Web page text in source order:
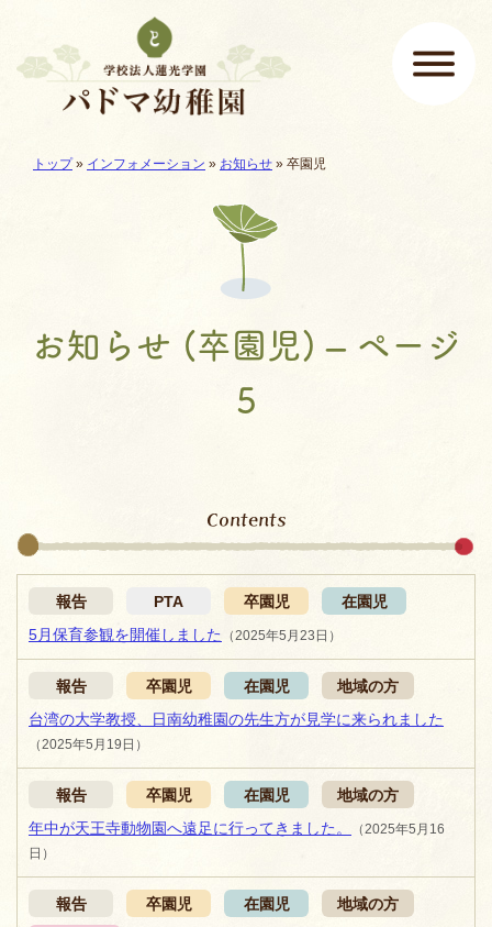
メインメニュー
ここから本文です。
現在地:
トップ» インフォメーション » お知らせ » 卒園児
お知らせ (卒園児) – ページ
5
Contents
報告 PTA 卒園児
在園児
5月保育参観を開催しました （2025年5月23日）
報告 卒園児 在園児
地域の方
台湾の大学教授、日南幼稚園の先生方が見学に来られました
（2025年5月19日）
報告 卒園児 在園児
地域の方
年中が天王寺動物園へ遠足に行ってきました。
（2025年5月16
日）
報告 卒園児 在園児
地域の方